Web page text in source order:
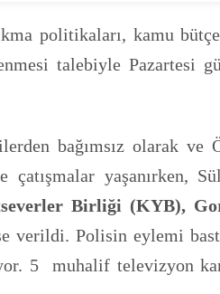
politikaları, kamu
talebiyle Pazartesi
bağımsız olarak ve
yaşanırken,
Birliği (KYB),
verildi. Polisin eylemi
5 muhalif televizyon